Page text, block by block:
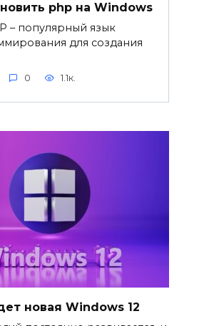
php на Windows
– популярный язык
для создания
0 1.1к.
новая Windows 12